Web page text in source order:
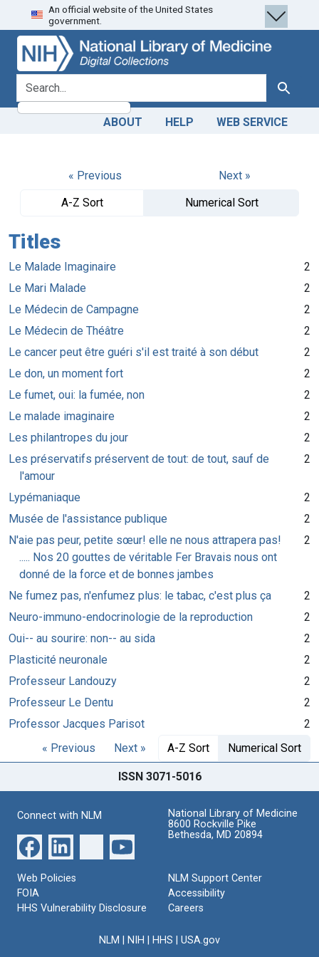
Skip
to
search
Skip to
main
content
An official website of the United States
government.
search for Search
ABOUT HELP WEB SERVICE
« Previous
Next »
A-Z Sort
Numerical Sort
Titles
Le Malade Imaginaire
2
Le Mari Malade
2
Le Médecin de Campagne
2
Le Médecin de Théâtre
2
Le cancer peut être guéri s'il est traité à son début
2
Le don, un moment fort
2
Le fumet, oui: la fumée, non
2
Le malade imaginaire
2
Les philantropes du jour
2
Les préservatifs préservent de tout: de tout, sauf de
l'amour
2
Lypémaniaque
2
Musée de l'assistance publique
2
N'aie pas peur, petite sœur! elle ne nous attrapera pas!
..... Nos 20 gouttes de véritable Fer Bravais nous ont
donné de la force et de bonnes jambes
2
Ne fumez pas, n'enfumez plus: le tabac, c'est plus ça
2
Neuro-immuno-endocrinologie de la reproduction
2
Oui-- au sourire: non-- au sida
2
Plasticité neuronale
2
Professeur Landouzy
2
Professeur Le Dentu
2
Professor Jacques Parisot
2
« Previous
Next » A-Z Sort Numerical Sort
ISSN 3071-5016
Connect with NLM
National Library of Medicine
8600 Rockville Pike
Bethesda, MD 20894
Web Policies
FOIA
HHS Vulnerability Disclosure
NLM Support Center
Accessibility
Careers
NLM NIH HHS USA.gov